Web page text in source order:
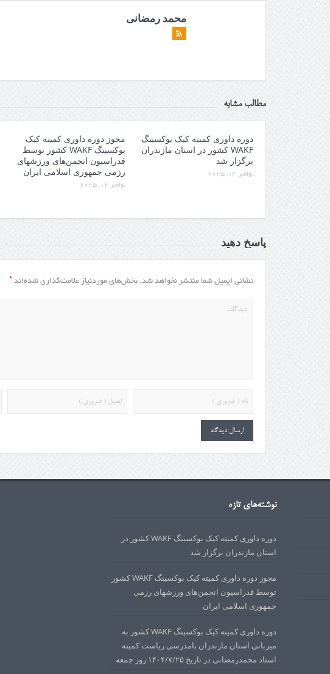
محمد رمضانی
مطالب مشابه
دوره داوری کمیته کیک بوکسینگ
WAKF کشور در استان مازندران
برگزار شد
نوامبر 14, 2025
مجوز دوره داوری کمیته کیک
بوکسینگ WAKF کشور توسط
فدراسیون انجمن‌های ورزشهای
رزمی جمهوری اسلامی ایران
نوامبر 12, 2025
پاسخ دهید
نشانی ایمیل شما منتشر نخواهد شد. بخش‌های موردنیاز علامت‌گذاری شده‌اند *
نوشته‌های تازه
دوره داوری کمیته کیک بوکسینگ WAKF کشور در
استان مازندران برگزار شد
مجوز دوره داوری کمیته کیک بوکسینگ WAKF کشور
توسط فدراسیون انجمن‌های ورزشهای رزمی
جمهوری اسلامی ایران
دوره داوری کمیته کیک بوکسینگ WAKF کشور به
میزبانی استان مازندران بامدرسی ریاست کمیته
استاد محمدرمضانی در تاریخ ۱۴۰۴/۷/۲۵ روز جمعه